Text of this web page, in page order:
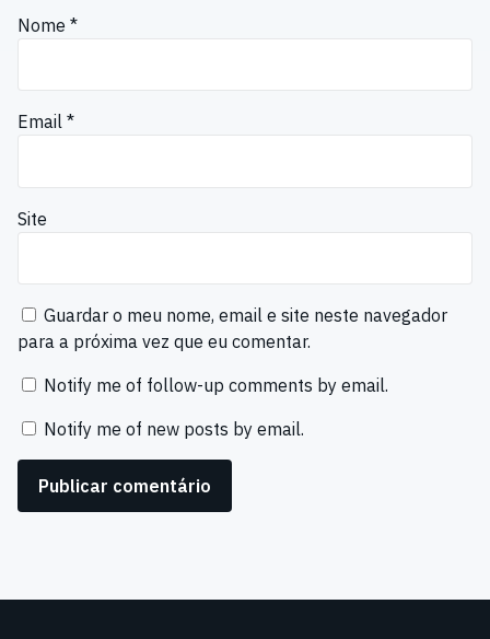
Nome *
Email *
Site
Guardar o meu nome, email e site neste navegador
para a próxima vez que eu comentar.
Notify me of follow-up comments by email.
Notify me of new posts by email.